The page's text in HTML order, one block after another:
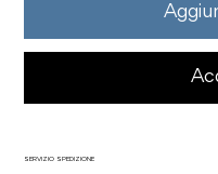
SERVIZIO SPEDIZIONE